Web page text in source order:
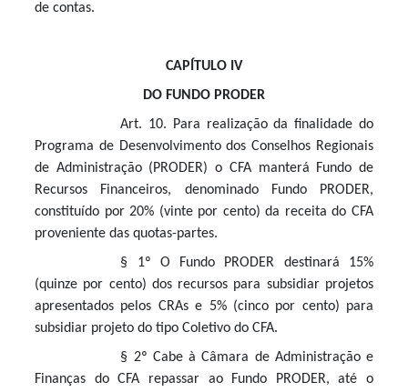
de contas.
CAPÍTULO IV
DO FUNDO PRODER
Art. 10. Para realização da finalidade do
Programa de Desenvolvimento dos Conselhos Regionais
de Administração (PRODER) o CFA manterá Fundo de
Recursos Financeiros, denominado Fundo PRODER,
constituído por 20% (vinte por cento) da receita do CFA
proveniente das quotas-partes.
§ 1º O Fundo PRODER destinará 15%
(quinze por cento) dos recursos para subsidiar projetos
apresentados pelos CRAs e 5% (cinco por cento) para
subsidiar projeto do tipo Coletivo do CFA.
§ 2º Cabe à Câmara de Administração e
Finanças do CFA repassar ao Fundo PRODER, até o